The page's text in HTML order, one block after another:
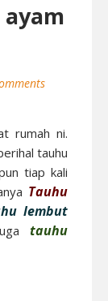
rumah ni.
tauhu
tiap kali
Tauhu
lembut
tauhu